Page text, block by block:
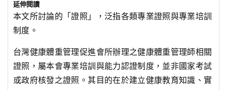
延伸閱讀
本文所討論的「證照」，泛指各類專業證照與專業培訓
制度。
台灣健康體重管理促進會所辦理之健康體重管理師相關
證照，屬本會專業培訓與能力認證制度，並非國家考試
或政府核發之證照。其目的在於建立健康教育知識、實